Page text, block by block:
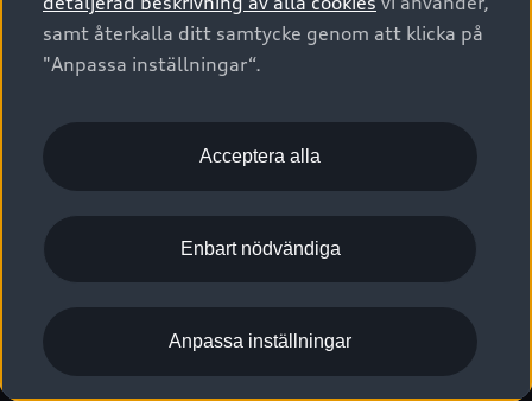
Provkörning
Audi Collection – livsstilsartiklar
Vanliga frågor
2G/3G nätet stängs ned - Hur påverkas min bil av detta?
myAudi
Pressmeddelanden
Nyhetsbrev
Vårt hållbarhetsarbete
Lediga tjänster huvudkontor
Lediga tjänster hos Audi Återförsäljare
Kommentar till mediauppgifter om dataläcka
Utgivare Juridiskt
Juridiskt Audi AG
Juridiskt Audi Digital Giveaway
Anpassa inställningar för cookies
Visselblåsarkanaler
samt återkalla ditt samtycke genom att klicka på
"Anpassa inställningar“.
Acceptera alla
Enbart nödvändiga
Anpassa inställningar